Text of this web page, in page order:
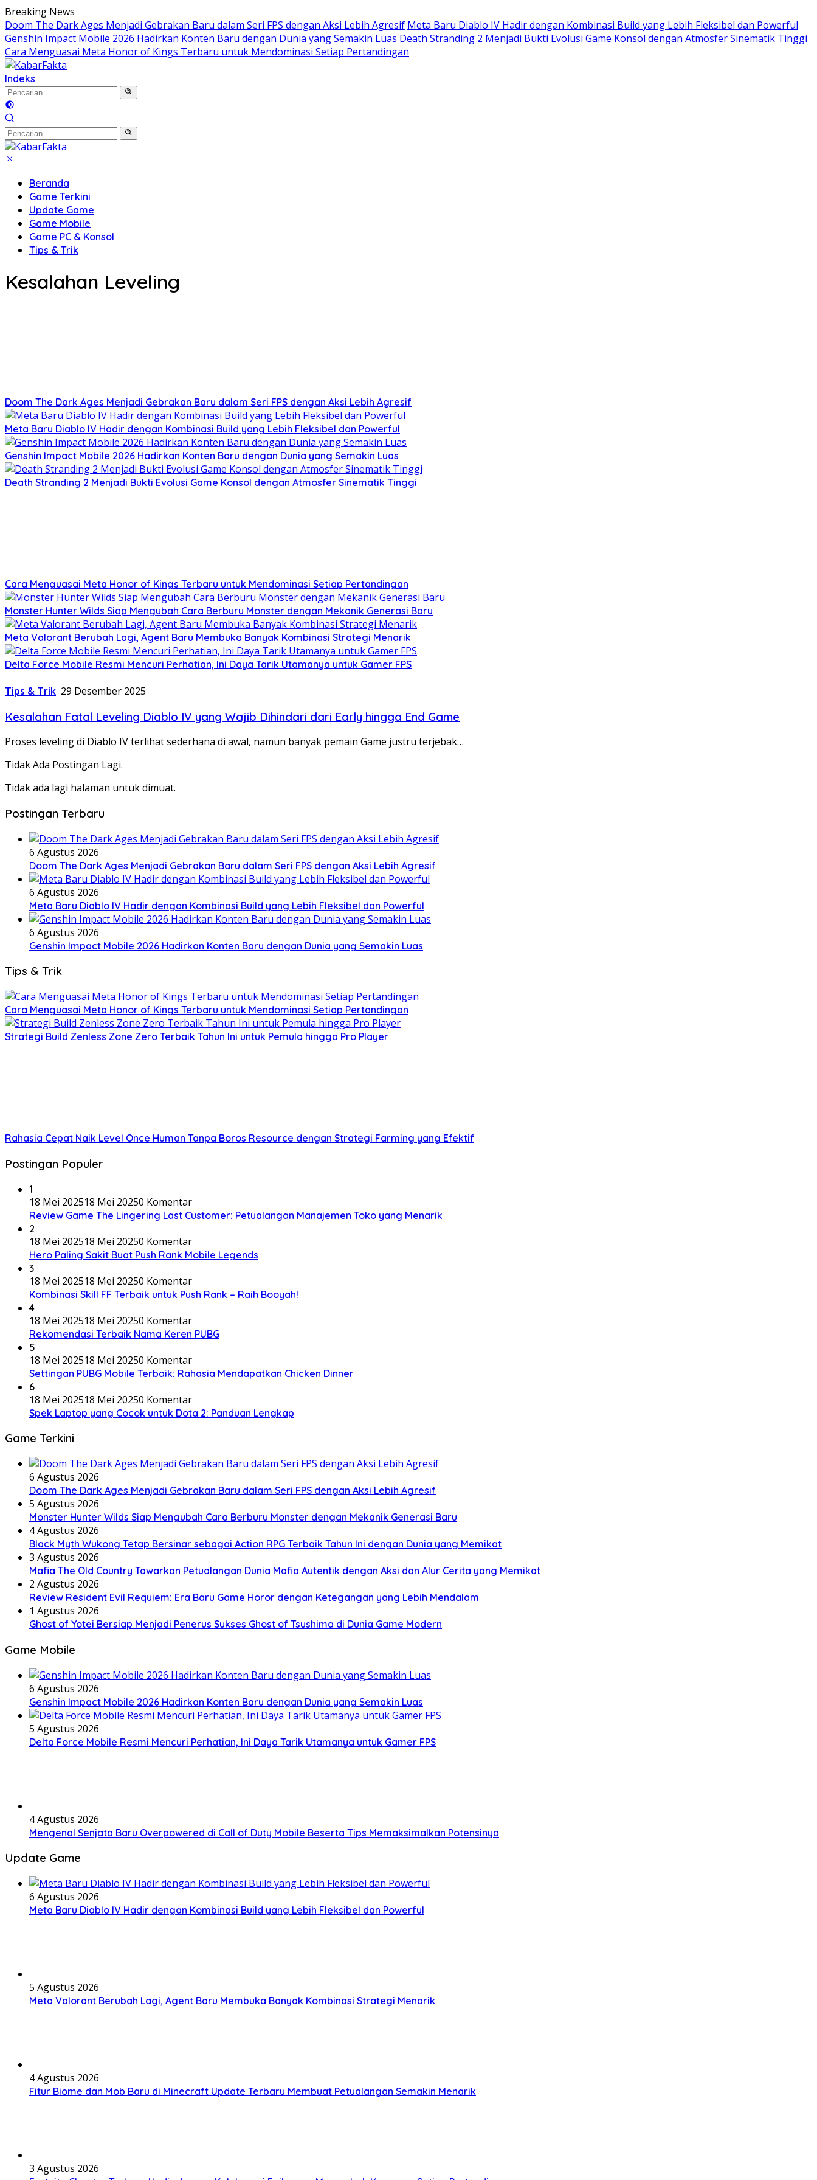
Langsung
ke
konten
Breaking News
Doom The Dark Ages Menjadi Gebrakan Baru dalam Seri FPS dengan Aksi Lebih Agresif Meta Baru Diablo IV Hadir dengan Kombinasi Build yang Lebih Fleksibel dan Powerful
Genshin Impact Mobile 2026 Hadirkan Konten Baru dengan Dunia yang Semakin Luas Death Stranding 2 Menjadi Bukti Evolusi Game Konsol dengan Atmosfer Sinematik Tinggi
Cara Menguasai Meta Honor of Kings Terbaru untuk Mendominasi Setiap Pertandingan
Indeks
Beranda
Game Terkini
Update Game
Game Mobile
Game PC & Konsol
Tips & Trik
Kesalahan Leveling
Doom The Dark Ages Menjadi Gebrakan Baru dalam Seri FPS dengan Aksi Lebih Agresif
Meta Baru Diablo IV Hadir dengan Kombinasi Build yang Lebih Fleksibel dan Powerful
Genshin Impact Mobile 2026 Hadirkan Konten Baru dengan Dunia yang Semakin Luas
Death Stranding 2 Menjadi Bukti Evolusi Game Konsol dengan Atmosfer Sinematik Tinggi
Cara Menguasai Meta Honor of Kings Terbaru untuk Mendominasi Setiap Pertandingan
Monster Hunter Wilds Siap Mengubah Cara Berburu Monster dengan Mekanik Generasi Baru
Meta Valorant Berubah Lagi, Agent Baru Membuka Banyak Kombinasi Strategi Menarik
Delta Force Mobile Resmi Mencuri Perhatian, Ini Daya Tarik Utamanya untuk Gamer FPS
Tips & Trik 29 Desember 2025
Kesalahan Fatal Leveling Diablo IV yang Wajib Dihindari dari Early hingga End Game
Proses leveling di Diablo IV terlihat sederhana di awal, namun banyak pemain Game justru terjebak…
Tidak Ada Postingan Lagi.
Tidak ada lagi halaman untuk dimuat.
Postingan Terbaru
6 Agustus 2026
Doom The Dark Ages Menjadi Gebrakan Baru dalam Seri FPS dengan Aksi Lebih Agresif
6 Agustus 2026
Meta Baru Diablo IV Hadir dengan Kombinasi Build yang Lebih Fleksibel dan Powerful
6 Agustus 2026
Genshin Impact Mobile 2026 Hadirkan Konten Baru dengan Dunia yang Semakin Luas
Tips & Trik
Cara Menguasai Meta Honor of Kings Terbaru untuk Mendominasi Setiap Pertandingan
Strategi Build Zenless Zone Zero Terbaik Tahun Ini untuk Pemula hingga Pro Player
Rahasia Cepat Naik Level Once Human Tanpa Boros Resource dengan Strategi Farming yang Efektif
Postingan Populer
1
18 Mei 202518 Mei 20250 Komentar
Review Game The Lingering Last Customer: Petualangan Manajemen Toko yang Menarik
2
18 Mei 202518 Mei 20250 Komentar
Hero Paling Sakit Buat Push Rank Mobile Legends
3
18 Mei 202518 Mei 20250 Komentar
Kombinasi Skill FF Terbaik untuk Push Rank – Raih Booyah!
4
18 Mei 202518 Mei 20250 Komentar
Rekomendasi Terbaik Nama Keren PUBG
5
18 Mei 202518 Mei 20250 Komentar
Settingan PUBG Mobile Terbaik: Rahasia Mendapatkan Chicken Dinner
6
18 Mei 202518 Mei 20250 Komentar
Spek Laptop yang Cocok untuk Dota 2: Panduan Lengkap
Game Terkini
6 Agustus 2026
Doom The Dark Ages Menjadi Gebrakan Baru dalam Seri FPS dengan Aksi Lebih Agresif
5 Agustus 2026
Monster Hunter Wilds Siap Mengubah Cara Berburu Monster dengan Mekanik Generasi Baru
4 Agustus 2026
Black Myth Wukong Tetap Bersinar sebagai Action RPG Terbaik Tahun Ini dengan Dunia yang Memikat
3 Agustus 2026
Mafia The Old Country Tawarkan Petualangan Dunia Mafia Autentik dengan Aksi dan Alur Cerita yang Memikat
2 Agustus 2026
Review Resident Evil Requiem: Era Baru Game Horor dengan Ketegangan yang Lebih Mendalam
1 Agustus 2026
Ghost of Yotei Bersiap Menjadi Penerus Sukses Ghost of Tsushima di Dunia Game Modern
Game Mobile
6 Agustus 2026
Genshin Impact Mobile 2026 Hadirkan Konten Baru dengan Dunia yang Semakin Luas
5 Agustus 2026
Delta Force Mobile Resmi Mencuri Perhatian, Ini Daya Tarik Utamanya untuk Gamer FPS
4 Agustus 2026
Mengenal Senjata Baru Overpowered di Call of Duty Mobile Beserta Tips Memaksimalkan Potensinya
Update Game
6 Agustus 2026
Meta Baru Diablo IV Hadir dengan Kombinasi Build yang Lebih Fleksibel dan Powerful
5 Agustus 2026
Meta Valorant Berubah Lagi, Agent Baru Membuka Banyak Kombinasi Strategi Menarik
4 Agustus 2026
Fitur Biome dan Mob Baru di Minecraft Update Terbaru Membuat Petualangan Semakin Menarik
3 Agustus 2026